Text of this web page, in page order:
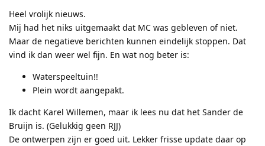
Heel vrolijk nieuws.
Mij had het niks uitgemaakt dat MC was gebleven of niet.
Maar de negatieve berichten kunnen eindelijk stoppen. Dat
vind ik dan weer wel fijn. En wat nog beter is:
Waterspeeltuin!!
Plein wordt aangepakt.
Ik dacht Karel Willemen, maar ik lees nu dat het Sander de
Bruijn is. (Gelukkig geen RJJ)
De ontwerpen zijn er goed uit. Lekker frisse update daar op